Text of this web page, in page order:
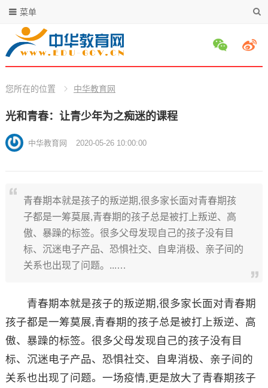
菜单
您所在的位置 中华教育网
光和青春：让青少年为之痴迷的课程
中华教育网 2020-05-26 10:00:00
青春期本就是孩子的叛逆期,很多家长面对青春期孩
子都是一筹莫展,青春期的孩子总是被打上叛逆、高
傲、暴躁的标签。很多父母发现自己的孩子没有目
标、沉迷电子产品、恐惧社交、自卑消极、亲子间的
关系也出现了问题。...…
青春期本就是孩子的叛逆期,很多家长面对青春期
孩子都是一筹莫展,青春期的孩子总是被打上叛逆、高
傲、暴躁的标签。很多父母发现自己的孩子没有目
标、沉迷电子产品、恐惧社交、自卑消极、亲子间的
关系也出现了问题。一场疫情,更是放大了青春期孩子